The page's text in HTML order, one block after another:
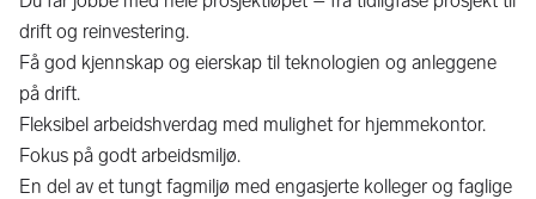
drift og reinvestering.
Få god kjennskap og eierskap til teknologien og anleggene
på drift.
Fleksibel arbeidshverdag med mulighet for hjemmekontor.
Fokus på godt arbeidsmiljø.
En del av et tungt fagmiljø med engasjerte kolleger og faglige